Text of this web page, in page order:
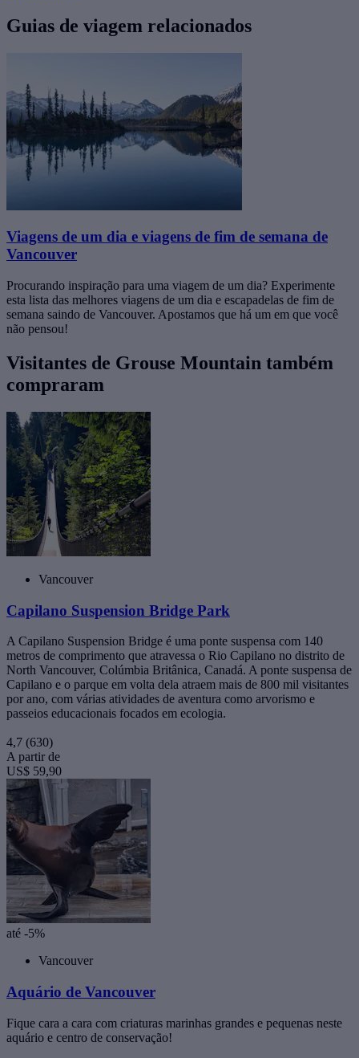
Guias de viagem relacionados
Viagens de um dia e viagens de fim de semana de
Vancouver
Procurando inspiração para uma viagem de um dia? Experimente
esta lista das melhores viagens de um dia e escapadelas de fim de
semana saindo de Vancouver. Apostamos que há um em que você
não pensou!
Visitantes de Grouse Mountain também
compraram
Vancouver
Capilano Suspension Bridge Park
A Capilano Suspension Bridge é uma ponte suspensa com 140
metros de comprimento que atravessa o Rio Capilano no distrito de
North Vancouver, Colúmbia Britânica, Canadá. A ponte suspensa de
Capilano e o parque em volta dela atraem mais de 800 mil visitantes
por ano, com várias atividades de aventura como arvorismo e
passeios educacionais focados em ecologia.
4,7 (630)
A partir de
US$ 59,90
até -5%
Vancouver
Aquário de Vancouver
Fique cara a cara com criaturas marinhas grandes e pequenas neste
aquário e centro de conservação!